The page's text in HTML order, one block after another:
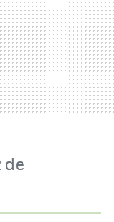
de